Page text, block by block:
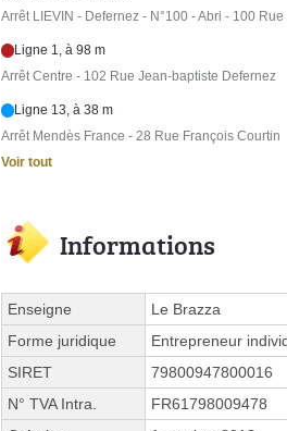
Arrêt LIEVIN - Defernez - N°100 - Abri - 100
Ligne 1, à 98 m
Arrêt Centre - 102 Rue Jean-baptiste Defernez
Ligne 13, à 38 m
Arrêt Mendès France - 28 Rue François Courtin
Voir tout
Informations
Enseigne
Le Brazza
Forme juridique
Entrepreneur
SIRET
79800947800016
N° TVA Intra.
FR61798009478